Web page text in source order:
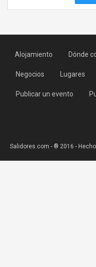
Alojamiento Dónde
Negocios Lugares
Publicar un evento
Salidores.com - ® 2016 -